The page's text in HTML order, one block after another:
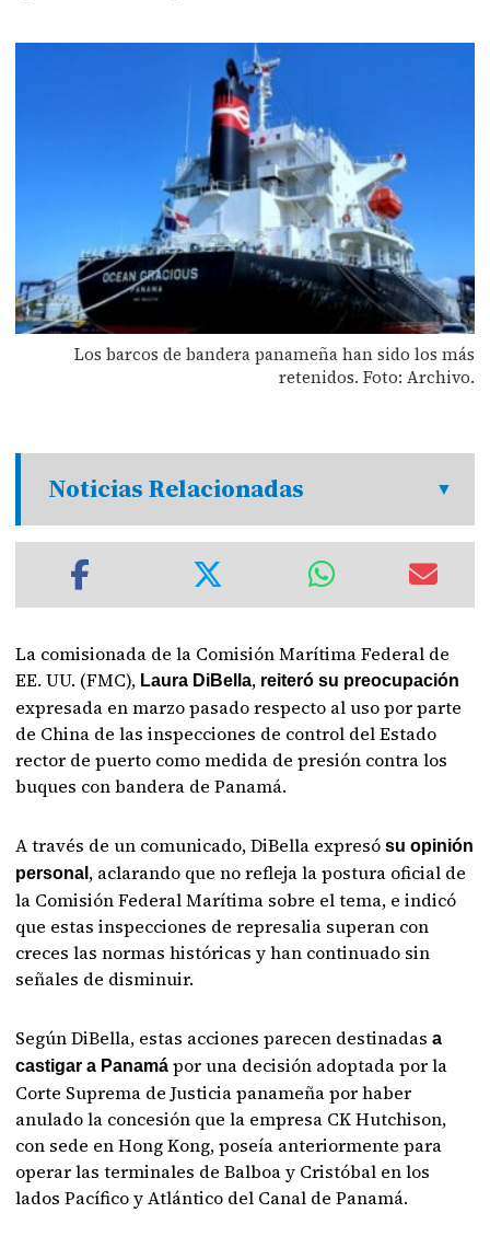
Los barcos de bandera panameña han sido los más
retenidos. Foto: Archivo.
Noticias Relacionadas
La comisionada de la Comisión Marítima Federal de
EE. UU. (FMC), Laura DiBella, reiteró su preocupación
expresada en marzo pasado respecto al uso por parte
de China de las inspecciones de control del Estado
rector de puerto como medida de presión contra los
buques con bandera de Panamá.
A través de un comunicado, DiBella expresósu opinión
personal , aclarando que no refleja la postura oficial de
la Comisión Federal Marítima sobre el tema, e indicó
que estas inspecciones de represalia superan con
creces las normas históricas y han continuado sin
señales de disminuir.
Según DiBella, estas acciones parecen destinadas a
castigar a Panamápor una decisión adoptada por la
Corte Suprema de Justicia panameña por haber
anulado la concesión que la empresa CK Hutchison,
con sede en Hong Kong, poseía anteriormente para
operar las terminales de Balboa y Cristóbal en los
lados Pacífico y Atlántico del Canal de Panamá.